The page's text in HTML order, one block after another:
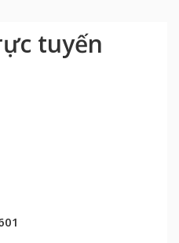
tuyến